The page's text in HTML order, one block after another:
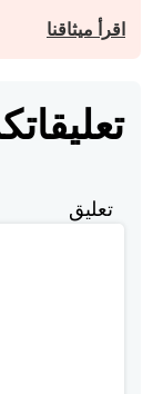
اقرأ ميثاقنا
تعليق